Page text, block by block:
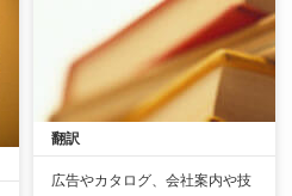
翻訳
広告やカタログ、会社案内や技